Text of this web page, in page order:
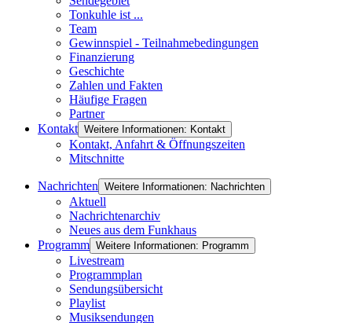
Tonkuhle ist ...
Team
Gewinnspiel - Teilnahmebedingungen
Finanzierung
Geschichte
Zahlen und Fakten
Häufige Fragen
Partner
Kontakt Weitere Informationen: Kontakt
Kontakt, Anfahrt & Öffnungszeiten
Mitschnitte
Nachrichten Weitere Informationen: Nachrichten
Aktuell
Nachrichtenarchiv
Neues aus dem Funkhaus
Programm Weitere Informationen: Programm
Livestream
Programmplan
Sendungsübersicht
Playlist
Musiksendungen